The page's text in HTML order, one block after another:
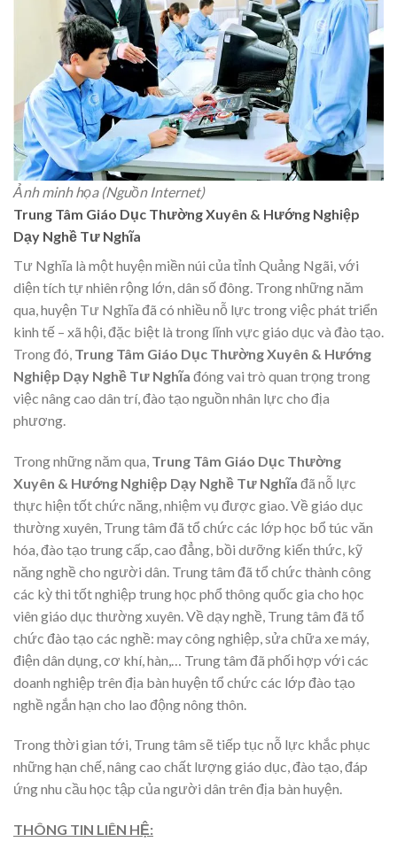
Ảnh minh họa (Nguồn Internet)
Trung Tâm Giáo Dục Thường Xuyên & Hướng Nghiệp
Dạy Nghề Tư Nghĩa
Tư Nghĩa là một huyện miền núi của tỉnh Quảng Ngãi, với
diện tích tự nhiên rộng lớn, dân số đông. Trong những năm
qua, huyện Tư Nghĩa đã có nhiều nỗ lực trong việc phát triển
kinh tế – xã hội, đặc biệt là trong lĩnh vực giáo dục và đào tạo.
Trong đó, Trung Tâm Giáo Dục Thường Xuyên & Hướng
Nghiệp Dạy Nghề Tư Nghĩa đóng vai trò quan trọng trong
việc nâng cao dân trí, đào tạo nguồn nhân lực cho địa
phương.
Trong những năm qua, Trung Tâm Giáo Dục Thường
Xuyên & Hướng Nghiệp Dạy Nghề Tư Nghĩa đã nỗ lực
thực hiện tốt chức năng, nhiệm vụ được giao. Về giáo dục
thường xuyên, Trung tâm đã tổ chức các lớp học bổ túc văn
hóa, đào tạo trung cấp, cao đẳng, bồi dưỡng kiến thức, kỹ
năng nghề cho người dân. Trung tâm đã tổ chức thành công
các kỳ thi tốt nghiệp trung học phổ thông quốc gia cho học
viên giáo dục thường xuyên. Về dạy nghề, Trung tâm đã tổ
chức đào tạo các nghề: may công nghiệp, sửa chữa xe máy,
điện dân dụng, cơ khí, hàn,… Trung tâm đã phối hợp với các
doanh nghiệp trên địa bàn huyện tổ chức các lớp đào tạo
nghề ngắn hạn cho lao động nông thôn.
Trong thời gian tới, Trung tâm sẽ tiếp tục nỗ lực khắc phục
những hạn chế, nâng cao chất lượng giáo dục, đào tạo, đáp
ứng nhu cầu học tập của người dân trên địa bàn huyện.
THÔNG TIN LIÊN HỆ: